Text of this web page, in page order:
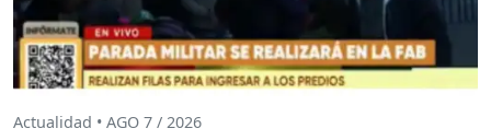
Actualidad • AGO 7 / 2026